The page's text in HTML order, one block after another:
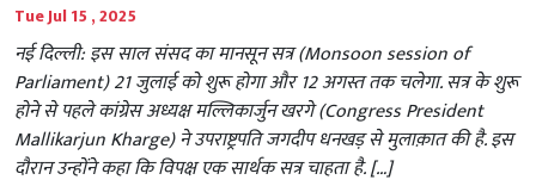
Tue Jul 15 , 2025
नई दिल्ली: इस साल संसद का मानसून सत्र (Monsoon session of
Parliament) 21 जुलाई को शुरू होगा और 12 अगस्त तक चलेगा. सत्र के शुरू
होने से पहले कांग्रेस अध्यक्ष मल्लिकार्जुन खरगे (Congress President
Mallikarjun Kharge) ने उपराष्ट्रपति जगदीप धनखड़ से मुलाक़ात की है. इस
दौरान उन्होंने कहा कि विपक्ष एक सार्थक सत्र चाहता है. […]